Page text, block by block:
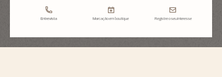
Entrevista Marcação em boutique Registre o seu interesse